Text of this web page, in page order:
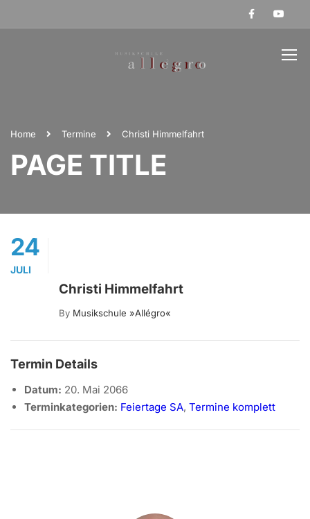
Home Termine Christi Himmelfahrt
PAGE TITLE
24
JULI
Christi Himmelfahrt
By Musikschule »allégro«
Termin Details
Datum: 20. Mai 2066
Terminkategorien: Feiertage SA, Termine komplett